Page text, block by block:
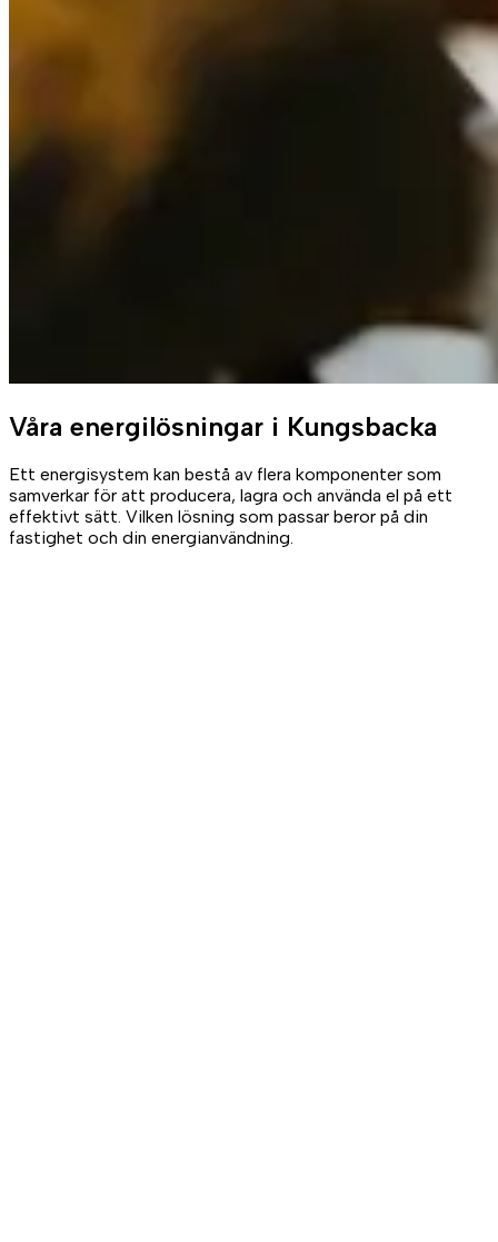
Våra energilösningar i Kungsbacka
Ett energisystem kan bestå av flera komponenter som
samverkar för att producera, lagra och använda el på ett
effektivt sätt. Vilken lösning som passar beror på din
fastighet och din energianvändning.